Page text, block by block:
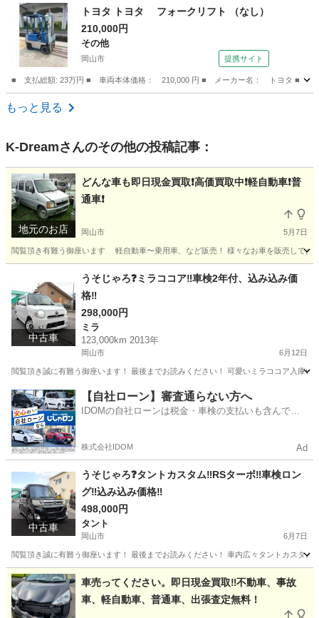
岡山 岡山市 プリウス
トヨタ トヨタ フォークリフト （なし）
210,000円
その他
岡山市 提携サイト
■ 支払総額: 23万円 ■ 車両本体価格： 210,000 円 ■ メーカー名： トヨタ ■
岡山 岡山市
もっと見る
K-Dreamさんのその他の投稿記事：
地元のお店
どんな車も即日現金買取❗️高価買取中❗️軽自動車❗️普
通車❗️
岡山市 5月7日
閲覧頂き有難う御座います 軽自動車〜乗用車、など販売！ 様々なお車を販売してお
その他 買取
中古車
うそじゃろ❓ミラココア‼️車検2年付、込み込み価
格‼️
298,000円
ミラ
123,000km 2013年
岡山市 6月12日
閲覧頂き誠に有難う御座います！ 最後までお読みください！ 可愛いミラココア入
岡山 岡山市 ミラ ミラココア
【自社ローン】審査通らない方へ
IDOMの自社ローンは税金・車検の支払いも含んでい
株式会社IDOM Ad
中古車
うそじゃろ❓タントカスタム‼️RSターボ‼️車検ロン
グ‼️込み込み価格‼️
498,000円
タント
岡山市 6月7日
閲覧頂き誠に有難う御座います！ 最後までお読みください！ 車内広々タントカスタ
岡山 岡山市 タント タントカスタム
車売ってください。即日現金買取‼️不動車、事故
車、軽自動車、普通車、出張査定無料！